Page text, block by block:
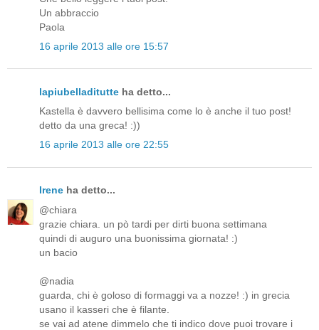
Un abbraccio
Paola
16 aprile 2013 alle ore 15:57
lapiubelladitutte ha detto...
Kastella è davvero bellisima come lo è anche il tuo post!
detto da una greca! :))
16 aprile 2013 alle ore 22:55
Irene ha detto...
@chiara
grazie chiara. un pò tardi per dirti buona settimana
quindi di auguro una buonissima giornata! :)
un bacio
@nadia
guarda, chi è goloso di formaggi va a nozze! :) in grecia
usano il kasseri che è filante.
se vai ad atene dimmelo che ti indico dove puoi trovare i